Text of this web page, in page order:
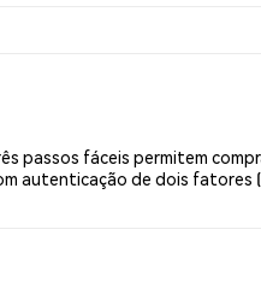
passos fáceis permitem
autenticação de dois fatores